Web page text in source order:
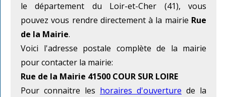
le département du Loir-et-Cher (41), vous
pouvez vous rendre directement à la mairie Rue
de la Mairie.
Voici l'adresse postale complète de la mairie
pour contacter la mairie:
Rue de la Mairie 41500 COUR SUR LOIRE
Pour connaitre les horaires d'ouverture de la